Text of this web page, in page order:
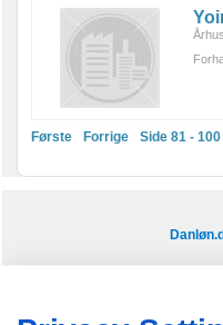
Århus
Første Forrige Side 81 - 100